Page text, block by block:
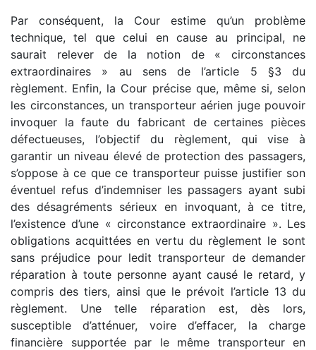
Par conséquent, la Cour estime qu’un problème
technique, tel que celui en cause au principal, ne
saurait relever de la notion de « circonstances
extraordinaires » au sens de l’article 5 §3 du
règlement. Enfin, la Cour précise que, même si, selon
les circonstances, un transporteur aérien juge pouvoir
invoquer la faute du fabricant de certaines pièces
défectueuses, l’objectif du règlement, qui vise à
garantir un niveau élevé de protection des passagers,
s’oppose à ce que ce transporteur puisse justifier son
éventuel refus d’indemniser les passagers ayant subi
des désagréments sérieux en invoquant, à ce titre,
l’existence d’une « circonstance extraordinaire ». Les
obligations acquittées en vertu du règlement le sont
sans préjudice pour ledit transporteur de demander
réparation à toute personne ayant causé le retard, y
compris des tiers, ainsi que le prévoit l’article 13 du
règlement. Une telle réparation est, dès lors,
susceptible d’atténuer, voire d’effacer, la charge
financière supportée par le même transporteur en